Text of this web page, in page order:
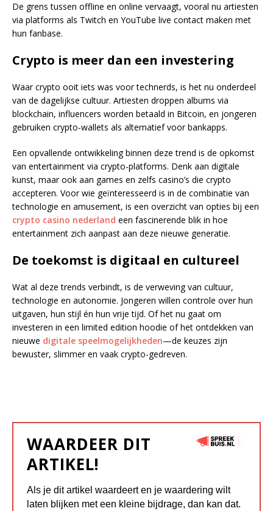
De grens tussen offline en online vervaagt, vooral nu artiesten
via platforms als Twitch en YouTube live contact maken met
hun fanbase.
Crypto is meer dan een investering
Waar crypto ooit iets was voor technerds, is het nu onderdeel
van de dagelijkse cultuur. Artiesten droppen albums via
blockchain, influencers worden betaald in Bitcoin, en jongeren
gebruiken crypto-wallets als alternatief voor bankapps.
Een opvallende ontwikkeling binnen deze trend is de opkomst
van entertainment via crypto-platforms. Denk aan digitale
kunst, maar ook aan games en zelfs casino’s die crypto
accepteren. Voor wie geïnteresseerd is in de combinatie van
technologie en amusement, is een overzicht van opties bij een
crypto casino nederland een fascinerende blik in hoe
entertainment zich aanpast aan deze nieuwe generatie.
De toekomst is digitaal en cultureel
Wat al deze trends verbindt, is de verweving van cultuur,
technologie en autonomie. Jongeren willen controle over hun
uitgaven, hun stijl én hun vrije tijd. Of het nu gaat om
investeren in een limited edition hoodie of het ontdekken van
nieuwe digitale speelmogelijkheden—de keuzes zijn
bewuster, slimmer en vaak crypto-gedreven.
WAARDEER DIT
ARTIKEL!
Als je dit artikel waardeert en je waardering wilt
laten blijken met een kleine bijdrage, dan kan dat.